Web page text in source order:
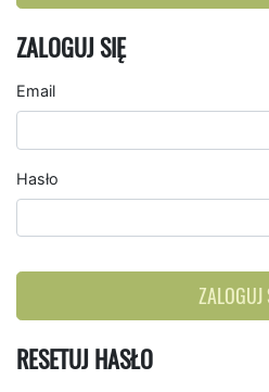
ZALOGUJ SIĘ
Email
Hasło
ZALOGUJ
RESETUJ HASŁO